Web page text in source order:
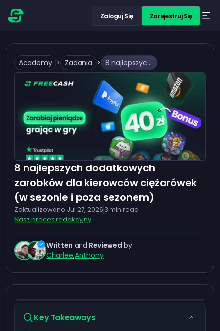
Zaloguj Się Zarejestruj Się
Academy > Zadania > 8 najlepszych dodatkowych zarobków dla kierowców ciężarówek (w sezonie i poza sezonem)
8 najlepszych dodatkowych
zarobków dla kierowców ciężarówek
(w sezonie i poza sezonem)
Zaktualizowano Jul 27, 2026 3 min read
Nasz proces redakcyjny
Written and Reviewed by
Charlee,Anthony
Key Takeaways